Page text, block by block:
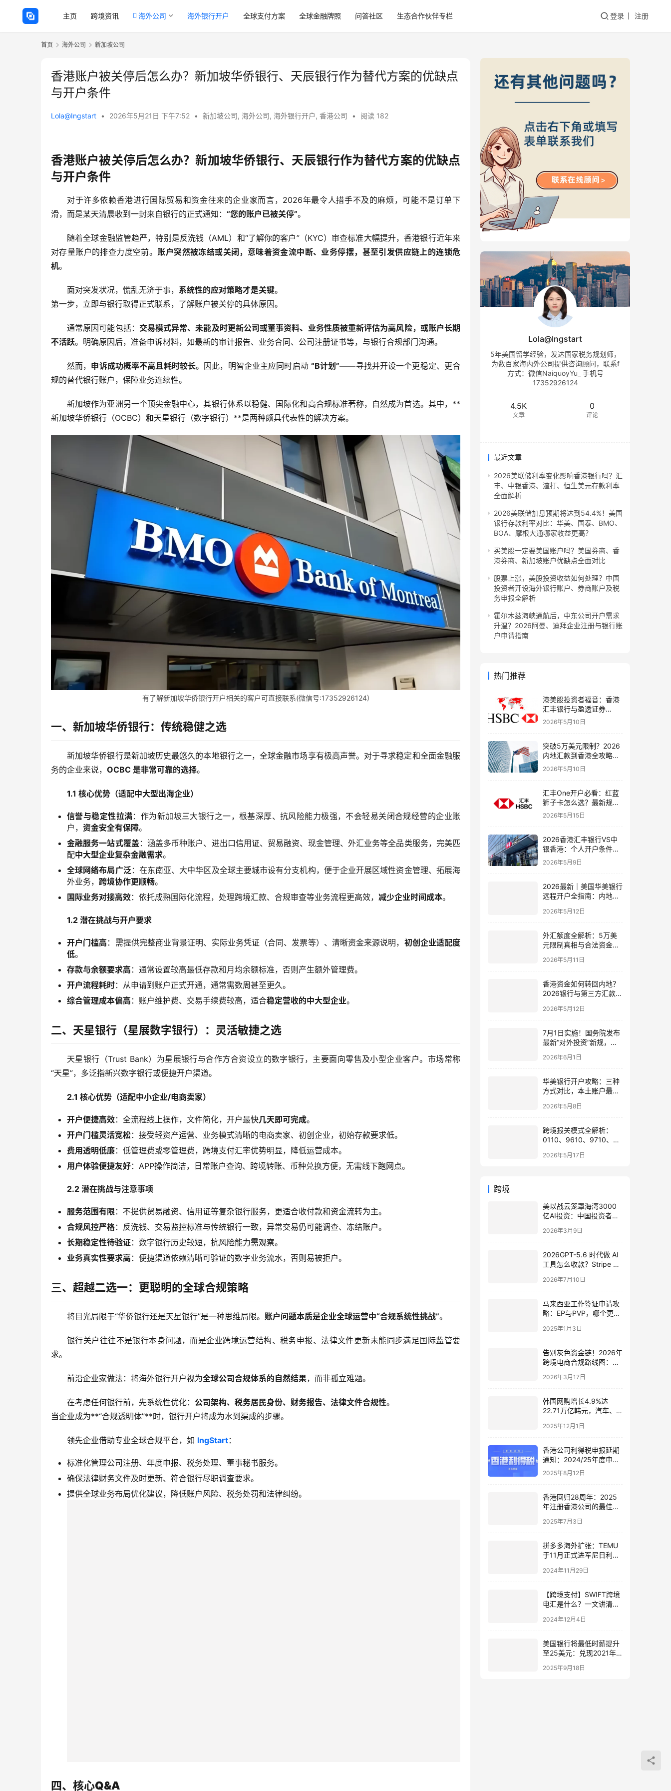
主页 跨境资讯 海外公司 海外银行开户 全球支付方案 全球金融牌照 问答社区 生态合作伙伴专栏 登录 注册
首页 海外公司 新加坡公司
香港账户被关停后怎么办？新加坡华侨银行、天辰银行作为替代方案的优缺点
与开户条件
Lola@Ingstart • 2026年5月21日 下午7:52 • 新加坡公司, 海外公司, 海外银行开户, 香港公司 • 阅读 182
香港账户被关停后怎么办？新加坡华侨银行、天辰银行作为替代方案的优缺点
与开户条件
对于许多依赖香港进行国际贸易和资金往来的企业家而言，2026年最令人措手不及的麻烦，可能不是订单下
滑，而是某天清晨收到一封来自银行的正式通知： “您的账户已被关停”。
随着全球金融监管趋严，特别是反洗钱（AML）和“了解你的客户”（KYC）审查标准大幅提升，香港银行近年来
对存量账户的排查力度空前。 账户突然被冻结或关闭，意味着资金流中断、业务停摆，甚至引发供应链上的连锁危
机。
面对突发状况，慌乱无济于事， 系统性的应对策略才是关键。
第一步，立即与银行取得正式联系，了解账户被关停的具体原因。
通常原因可能包括： 交易模式异常、未能及时更新公司或董事资料、业务性质被重新评估为高风险，或账户长期
不活跃。明确原因后，准备申诉材料，如最新的审计报告、业务合同、公司注册证书等，与银行合规部门沟通。
然而， 申诉成功概率不高且耗时较长。因此，明智企业主应同时启动 “B计划”——寻找并开设一个更稳定、更合
规的替代银行账户，保障业务连续性。
新加坡作为亚洲另一个顶尖金融中心，其银行体系以稳健、国际化和高合规标准著称，自然成为首选。其中，**
新加坡华侨银行（OCBC） 和天星银行（数字银行）**是两种颇具代表性的解决方案。
有了解新加坡华侨银行开户相关的客户可直接联系(微信号:17352926124)
一、新加坡华侨银行：传统稳健之选
新加坡华侨银行是新加坡历史最悠久的本地银行之一，全球金融市场享有极高声誉。对于寻求稳定和全面金融服
务的企业来说， OCBC 是非常可靠的选择。
1.1 核心优势（适配中大型出海企业）
信誉与稳定性拉满：作为新加坡三大银行之一，根基深厚、抗风险能力极强，不会轻易关闭合规经营的企业账
户， 资金安全有保障。
金融服务一站式覆盖 ：涵盖多币种账户、进出口信用证、贸易融资、现金管理、外汇业务等全品类服务，完美匹
配中大型企业复杂金融需求。
全球网络布局广泛：在东南亚、大中华区及全球主要城市设有分支机构，便于企业开展区域性资金管理、拓展海
外业务， 跨境协作更顺畅。
国际业务对接高效：依托成熟国际化流程，处理跨境汇款、合规审查等业务流程更高效， 减少企业时间成本。
1.2 潜在挑战与开户要求
开户门槛高 ：需提供完整商业背景证明、实际业务凭证（合同、发票等）、清晰资金来源说明， 初创企业适配度
低。
存款与余额要求高 ：通常设置较高最低存款和月均余额标准，否则产生额外管理费。
开户流程耗时：从申请到账户正式开通，通常需数周甚至更久。
综合管理成本偏高 ：账户维护费、交易手续费较高，适合稳定营收的中大型企业。
二、天星银行（星展数字银行）：灵活敏捷之选
天星银行（Trust Bank）为星展银行与合作方合资设立的数字银行，主要面向零售及小型企业客户。市场常称
“天星”，多泛指新兴数字银行或便捷开户渠道。
2.1 核心优势（适配中小企业/电商卖家）
开户便捷高效：全流程线上操作，文件简化，开户最快几天即可完成。
开户门槛灵活宽松：接受轻资产运营、业务模式清晰的电商卖家、初创企业，初始存款要求低。
费用透明低廉：低管理费或零管理费，跨境支付汇率优势明显，降低运营成本。
用户体验便捷友好：APP操作简洁，日常账户查询、跨境转账、币种兑换方便，无需线下跑网点。
2.2 潜在挑战与注意事项
服务范围有限 ：不提供贸易融资、信用证等复杂银行服务，更适合收付款和资金流转为主。
合规风控严格：反洗钱、交易监控标准与传统银行一致，异常交易仍可能调查、冻结账户。
长期稳定性待验证：数字银行历史较短，抗风险能力需观察。
业务真实性要求高 ：便捷渠道依赖清晰可验证的数字业务流水，否则易被拒户。
三、超越二选一：更聪明的全球合规策略
将目光局限于“华侨银行还是天星银行”是一种思维局限。 账户问题本质是企业全球运营中“合规系统性挑战”。
银行关户往往不是银行本身问题，而是企业跨境运营结构、税务申报、法律文件更新未能同步满足国际监管要
求。
前沿企业家做法：将海外银行开户视为全球公司合规体系的自然结果，而非孤立难题。
在考虑任何银行前，先系统性优化： 公司架构、税务居民身份、财务报告、法律文件合规性。
当企业成为**“合规透明体”**时，银行开户将成为水到渠成的步骤。
领先企业借助专业全球合规平台，如 lngStart：
标准化管理公司注册、年度申报、税务处理、董事秘书服务。
确保法律财务文件及时更新、符合银行尽职调查要求。
提供全球业务布局优化建议，降低账户风险、税务处罚和法律纠纷。
四、核心Q&A
Lola@Ingstart
5年美国留学经验，发达国家税务规划师，
为数百家海内外公司提供咨询顾问，联系f
方式：微信NaiquoyYu_ 手机号
17352926124
4.5K
文章
0
评论
最近文章
2026美联储利率变化影响香港银行吗？汇
丰、中银香港、渣打、恒生美元存款利率
全面解析
2026美联储加息预期将达到54.4%！美国
银行存款利率对比：华美、国泰、BMO、
BOA、摩根大通哪家收益更高？
买美股一定要美国账户吗？美国券商、香
港券商、新加坡账户优缺点全面对比
股票上涨，美股投资收益如何处理？中国
投资者开设海外银行账户、券商账户及税
务申报全解析
霍尔木兹海峡通航后，中东公司开户需求
升温？2026阿曼、迪拜企业注册与银行账
户申请指南
热门推荐
港美股投资者福音：香港
汇丰银行与盈透证券
（IBKR）绑定入金全流
2026年5月10日
突破5万美元限制？2026
内地汇款到香港全攻略：
4种合法路径、手续费对
比与避坑指南
2026年5月10日
汇丰One开户必看：红蓝
狮子卡怎么选？最新规则
+补办攻略+5个避坑指南
2026年5月15日
2026香港汇丰银行VS中
银香港：个人开户条件、
费用、下户速度全方位对
比指南
2026年5月9日
2026最新｜美国华美银行
远程开户全指南：内地居
境账户实操解析
2026年5月12日
外汇额度全解析：5万美
元限制真相与合法资金出
2026年5月11日
香港资金如何转回内地？
2026银行与第三方汇款全
2026年5月12日
7月1日实施！国务院发布
最新“对外投资”新规，炒
会有何影响
2026年6月1日
华美银行开户攻略：三种
方式对比，本土账户最稳
2026年5月8日
跨境报关模式全解析：
0110、9610、9710、
别与最佳应用场景
2026年5月17日
跨境
美以战云笼罩海湾3000
亿AI投资：中国投资者的
2026年3月9日
2026GPT-5.6 时代做 AI
工具怎么收款？Stripe +
境收款方案 2026
2026年7月10日
马来西亚工作签证申请攻
略：EP与PVP，哪个更适
2025年1月3日
告别灰色资金链！2026年
跨境电商合规路线图：
完税
2026年3月17日
韩国网购增长4.9%达
22.71万亿韩元，汽车、
机遇全解析
2025年12月1日
香港公司利得税申报延期
通知：2024/25年度申报
截止日调整至8月29日
2025年8月12日
香港回归28周年：2025
年注册香港公司的最佳时
2025年7月3日
拼多多海外扩张：TEMU
于11月正式进军尼日利亚
2024年11月29日
【跨境支付】SWIFT跨境
电汇是什么？一文讲清楚
响
2024年12月4日
美国银行将最低时薪提升
至25美元：兑现2021年
2025年9月18日